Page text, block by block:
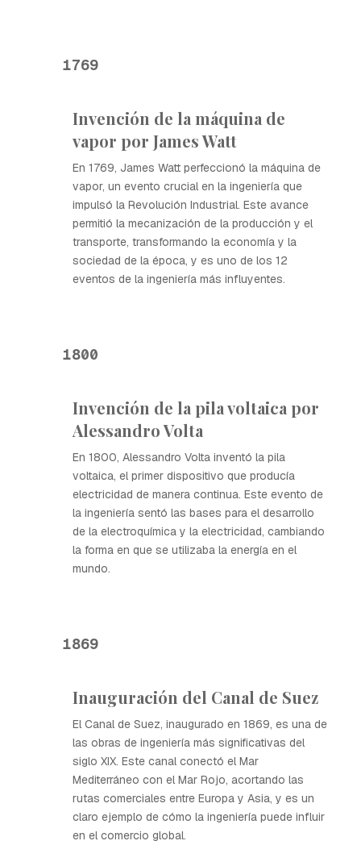
1769
Invención de la máquina de
vapor por James Watt
En 1769, James Watt perfeccionó la máquina de
vapor, un evento crucial en la ingeniería que
impulsó la Revolución Industrial. Este avance
permitió la mecanización de la producción y el
transporte, transformando la economía y la
sociedad de la época, y es uno de los 12
eventos de la ingeniería más influyentes.
1800
Invención de la pila voltaica por
Alessandro Volta
En 1800, Alessandro Volta inventó la pila
voltaica, el primer dispositivo que producía
electricidad de manera continua. Este evento de
la ingeniería sentó las bases para el desarrollo
de la electroquímica y la electricidad, cambiando
la forma en que se utilizaba la energía en el
mundo.
1869
Inauguración del Canal de Suez
El Canal de Suez, inaugurado en 1869, es una de
las obras de ingeniería más significativas del
siglo XIX. Este canal conectó el Mar
Mediterráneo con el Mar Rojo, acortando las
rutas comerciales entre Europa y Asia, y es un
claro ejemplo de cómo la ingeniería puede influir
en el comercio global.